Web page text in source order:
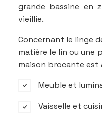
grande bassine en
vieillie.
Concernant le linge
matière le lin ou une
maison brocante est
Meuble et
Vaisselle et